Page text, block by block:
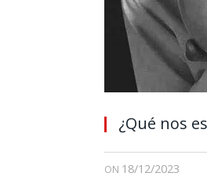
¿Qué nos
ON 18/12/2023